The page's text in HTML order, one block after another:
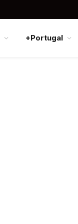
+Portugal